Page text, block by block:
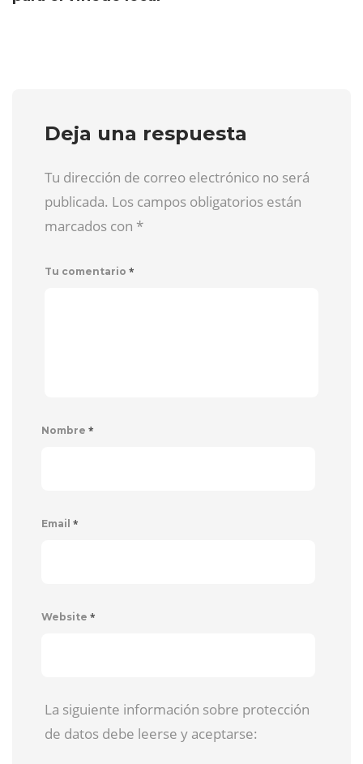
Deja una respuesta
Tu dirección de correo electrónico no será
publicada. Los campos obligatorios están
marcados con *
Tu comentario *
Nombre *
Email *
Website *
La siguiente información sobre protección
de datos debe leerse y aceptarse: